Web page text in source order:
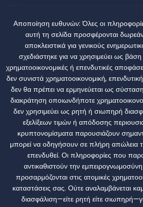
Αποποίηση ευθυνών: Όλες οι
αυτή τη σελίδα προσφέρονται δωρεάν
αποκλειστικά για γενικούς
σχεδιάστηκε για να χρησιμεύει ως βάση
χρηματοοικονομικές ή επενδυτικές
δεν συνιστά χρηματοοικονομική,
δεν θα πρέπει να ερμηνεύεται ως
διακράτηση οποιωνδήποτε
δεν χρησιμεύει ως ρητή ή σιωπηρή
εξελίξεων τιμών ή απόδοσης
κρυπτονομίσματα παρουσιάζουν
μπορεί να οδηγήσουν σε πλήρη απώλεια
επενδυθεί. Οι πληροφορίες που
αντικαθιστούν την
προσαρμόζονται στις ατομικές
καταστάσεις σας. Ούτε αναλαμβάνεται
διασφάλιση—είτε ρητή είτε